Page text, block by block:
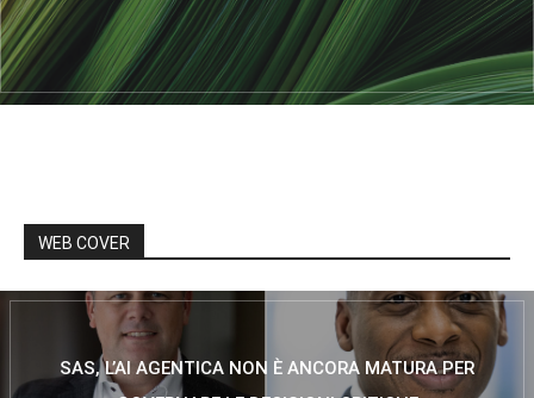
WEB COVER
SAS, L’AI AGENTICA NON È ANCORA MATURA PER